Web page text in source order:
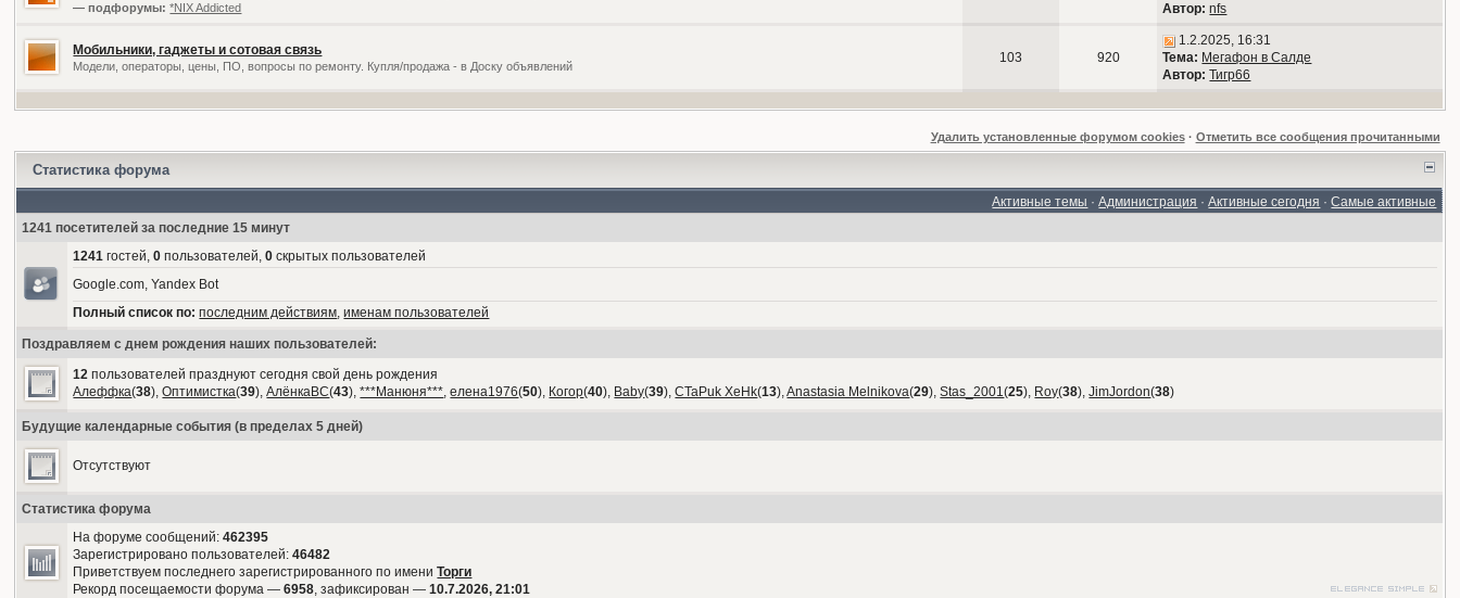
— подфорумы: *NIX Addicted
Автор: nfs
Мобильники, гаджеты и сотовая связь
Модели, операторы, цены, ПО, вопросы по ремонту. Купля/продажа - в Доску объявлений
103 920
1.2.2025, 16:31
Тема: Мегафон в Салде
Автор: Тигр66
Удалить установленные форумом cookies· Отметить все сообщения прочитанными
Статистика форума
Активные темы ·Администрация ·Активные сегодня ·Самые активные
1241 посетителей за последние 15 минут
1241 гостей,0 пользователей,0 скрытых пользователей
Google.com, Yandex Bot
Полный список по: последним действиям,именам пользователей
Поздравляем с днем рождения наших пользователей:
12 пользователей празднуют сегодня свой день рождения
Алеффка(38),Оптимистка(39),АлёнкаВС(43),***Манюня***,елена1976(50), Когор(40), Baby(39),CTaPuk XeHk(13),Anastasia Melnikova(29),Stas_2001(25), Roy(38),JimJordon(38)
Будущие календарные события (в пределах 5 дней)
Отсутствуют
Статистика форума
На форуме сообщений:462395
Зарегистрировано пользователей:46482
Приветствуем последнего зарегистрированного по имениТорги
Рекорд посещаемости форума —6958, зафиксирован —10.7.2026, 21:01